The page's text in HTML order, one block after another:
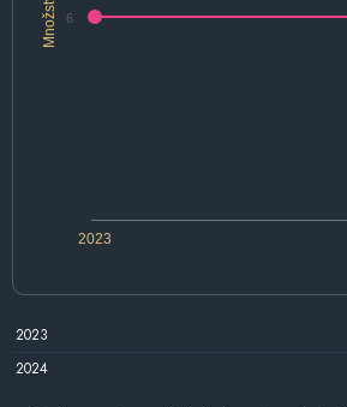
Množstvo
2023
6
2023
2024